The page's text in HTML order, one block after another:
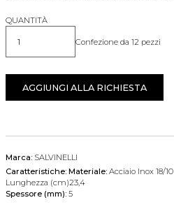
QUANTITÀ
Quantità Confezione da 12 pezzi
AGGIUNGI ALLA RICHIESTA
Marca: SALVINELLI
Caratteristiche: Materiale: Acciaio Inox 18/10
Lunghezza (cm)23,4
Spessore (mm): 5